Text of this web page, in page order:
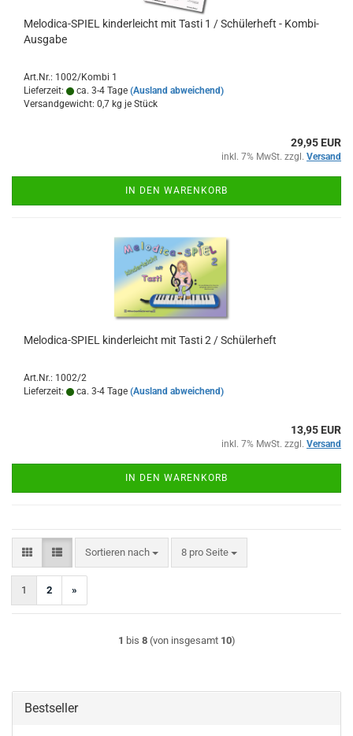
Melodica-​​SPIEL kin­der­leicht mit Tasti 1 / Schü­ler­heft - Kombi-​​
Aus­ga­be
Art.Nr.: 1002/Kombi 1
Lieferzeit:
ca. 3-4 Tage (Ausland abweichend)
Versandgewicht: 0,7 kg je Stück
29,95 EUR
inkl. 7% MwSt. zzgl. Versand
IN DEN WARENKORB
Melodica-​​SPIEL kin­der­leicht mit Tasti 2 / Schü­ler­heft
Art.Nr.: 1002/2
Lieferzeit:
ca. 3-4 Tage (Ausland abweichend)
13,95 EUR
inkl. 7% MwSt. zzgl. Versand
IN DEN WARENKORB
Sortieren nach
Sortieren nach 8 pro Seite
pro Seite
1 2 »
1 bis 8(von insgesamt 10)
Bestseller